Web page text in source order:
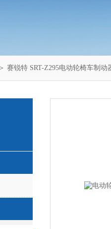
＞ 赛锐特 SRT-Z295电动轮椅车制